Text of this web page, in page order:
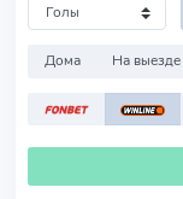
Дома На выезде